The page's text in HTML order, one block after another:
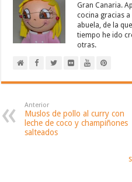
Gran Canaria.
cocina gracias
abuela, de la
tiempo he ido
otras.
Anterior
Muslos de pollo al curry con
leche de coco y champiñones
salteados